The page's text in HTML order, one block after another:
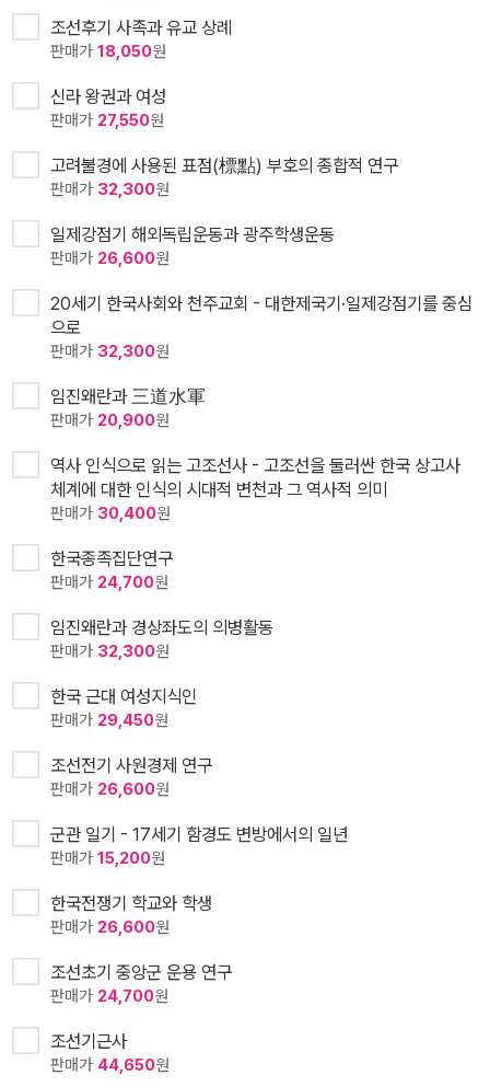
조선후기 사족과 유교 상례
판매가 18,050원
신라 왕권과 여성
판매가 27,550원
고려불경에 사용된 표점(標點) 부호의 종합적 연구
판매가 32,300원
일제강점기 해외독립운동과 광주학생운동
판매가 26,600원
20세기 한국사회와 천주교회 - 대한제국기·일제강점기를 중심
으로
판매가 32,300원
임진왜란과 三道水軍
판매가 20,900원
역사 인식으로 읽는 고조선사 - 고조선을 둘러싼 한국 상고사
체계에 대한 인식의 시대적 변천과 그 역사적 의미
판매가 30,400원
한국종족집단연구
판매가 24,700원
임진왜란과 경상좌도의 의병활동
판매가 32,300원
한국 근대 여성지식인
판매가 29,450원
조선전기 사원경제 연구
판매가 26,600원
군관 일기 - 17세기 함경도 변방에서의 일년
판매가 15,200원
한국전쟁기 학교와 학생
판매가 26,600원
조선초기 중앙군 운용 연구
판매가 24,700원
조선기근사
판매가 44,650원